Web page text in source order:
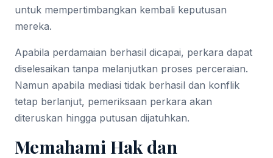
untuk mempertimbangkan kembali keputusan
mereka.
Apabila perdamaian berhasil dicapai, perkara dapat
diselesaikan tanpa melanjutkan proses perceraian.
Namun apabila mediasi tidak berhasil dan konflik
tetap berlanjut, pemeriksaan perkara akan
diteruskan hingga putusan dijatuhkan.
Memahami Hak dan